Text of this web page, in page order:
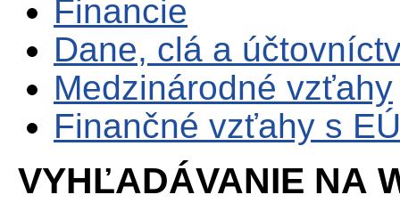
Financie
Dane, clá a
Medzinárodné vzťahy
Finančné vzťahy s EÚ
VYHĽADÁVANIE NA